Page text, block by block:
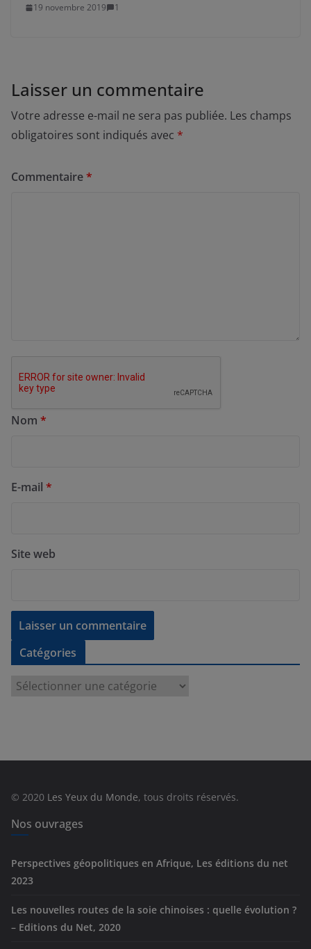
19 novembre 2019 1
Laisser un commentaire
Votre adresse e-mail ne sera pas publiée. Les champs
obligatoires sont indiqués avec *
Commentaire*
Nom *
E-mail *
Site web
Catégories
e
s
© 2020 Les Yeux du Monde, tous droits réservés.
Nos ouvrages
Perspectives géopolitiques en Afrique, Les éditions du net
2023
Les nouvelles routes de la soie chinoises : quelle évolution ?
– Editions du Net, 2020